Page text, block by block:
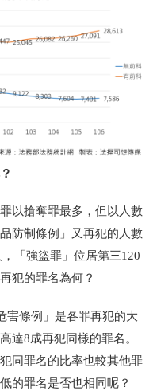
以搶奪罪最多，但以人數
防制條例」又再犯的人數
「強盜罪」位居第三120
犯的罪名為何？
害條例」是各罪再犯的大
達8成再犯同樣的罪名。
同罪名的比率也較其他罪
的罪名是否也相同呢？